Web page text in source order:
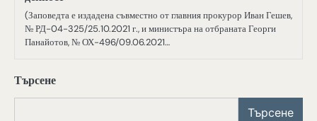
(Заповедта е издадена съвместно от главния прокурор Иван Гешев,
№ РД-04-325/25.10.2021 г., и министъра на отбраната Георги
Панайотов, № ОХ-496/09.06.2021…
Търсене
Търсене